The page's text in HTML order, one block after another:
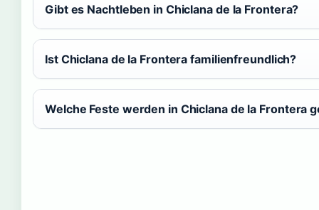
Gibt es Nachtleben in Chiclana de la Frontera?
Ist Chiclana de la Frontera familienfreundlich?
Welche Feste werden in Chiclana de la Frontera